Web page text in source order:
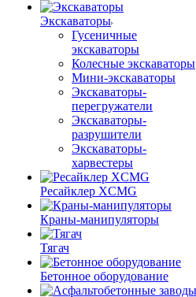
Экскаваторы
Гусеничные
экскаваторы
Колесные экскаваторы
Мини-экскаваторы
Экскаваторы-
перегружатели
Экскаваторы-
разрушители
Экскаваторы-
харвестеры
Ресайклер XCMG
Краны-манипуляторы
Тягач
Бетонное оборудование